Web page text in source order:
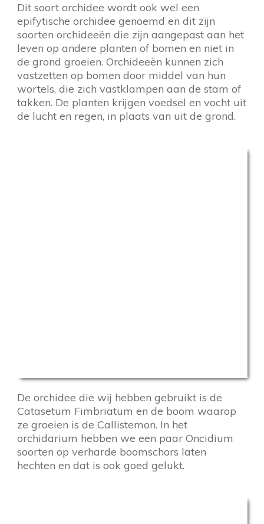
Dit soort orchidee wordt ook wel een
epifytische orchidee genoemd en dit zijn
soorten orchideeën die zijn aangepast aan het
leven op andere planten of bomen en niet in
de grond groeien. Orchideeën kunnen zich
vastzetten op bomen door middel van hun
wortels, die zich vastklampen aan de stam of
takken. De planten krijgen voedsel en vocht uit
de lucht en regen, in plaats van uit de grond.
De orchidee die wij hebben gebruikt is de
Catasetum Fimbriatum en de boom waarop
ze groeien is de Callistemon. In het
orchidarium hebben we een paar Oncidium
soorten op verharde boomschors laten
hechten en dat is ook goed gelukt.